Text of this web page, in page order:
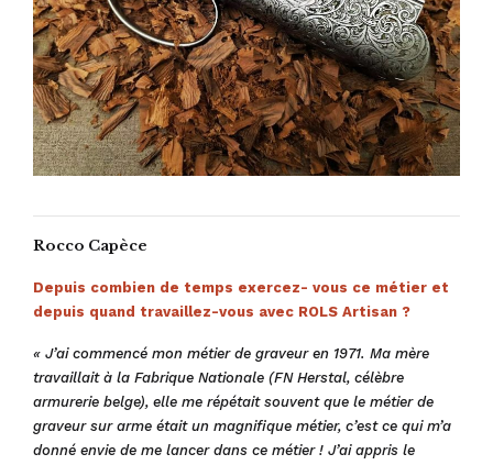
Rocco Capèce
Depuis combien de temps exercez- vous ce métier et
depuis quand travaillez-vous avec ROLS Artisan ?
« J’ai commencé mon métier de graveur en 1971. Ma mère
travaillait à la Fabrique Nationale (FN Herstal, célèbre
armurerie belge), elle me répétait souvent que le métier de
graveur sur arme était un magnifique métier, c’est ce qui m’a
donné envie de me lancer dans ce métier ! J’ai appris le